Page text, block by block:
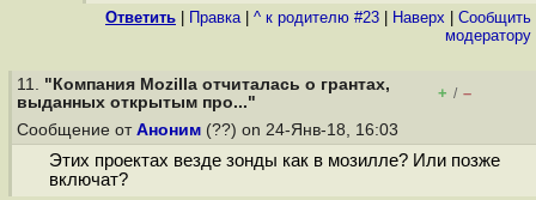
Ответить Правка| ^ к родителю #23 Наверх
Cообщить
модератору
11. "Компания Mozilla отчиталась о грантах,
выданных открытым про..."
+ / –
Сообщение от Аноним (??) on 24-Янв-18, 16:03
Этих проектах везде зонды как в мозилле? Или позже
включат?